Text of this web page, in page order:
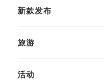
新款发布
旅游
活动